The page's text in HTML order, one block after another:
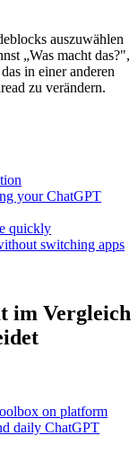
auszuwählen
„Was macht das?",
in einer anderen
zu verändern.
your ChatGPT
quickly
switching apps
im Vergleich
on platform
daily ChatGPT